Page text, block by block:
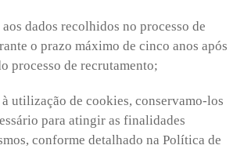
dados recolhidos no processo de
o prazo máximo de cinco anos após
processo de recrutamento;
utilização de cookies, conservamo-los
para atingir as finalidades
conforme detalhado na Política de